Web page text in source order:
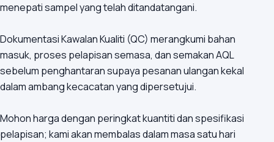
menepati sampel yang telah ditandatangani.
Dokumentasi Kawalan Kualiti (QC) merangkumi bahan
masuk, proses pelapisan semasa, dan semakan AQL
sebelum penghantaran supaya pesanan ulangan kekal
dalam ambang kecacatan yang dipersetujui.
Mohon harga dengan peringkat kuantiti dan spesifikasi
pelapisan; kami akan membalas dalam masa satu hari